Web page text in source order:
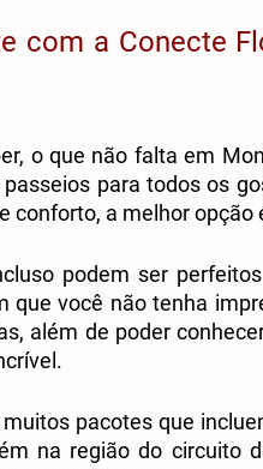
com a Conecte
o que não falta em
para todos os
conforto, a melhor
podem ser
que você não tenha
além de poder
pacotes que
na região do circuito